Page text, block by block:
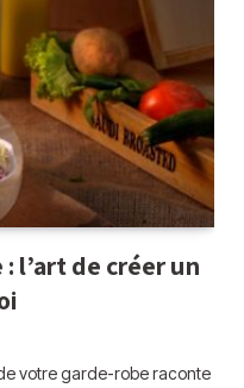
l’art de créer un
votre garde-robe raconte